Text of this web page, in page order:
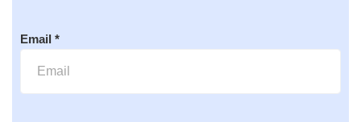
Email *